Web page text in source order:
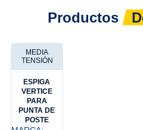
Productos
MEDIA
TENSIÓN
ESPIGA
VERTICE
PARA
PUNTA DE
POSTE